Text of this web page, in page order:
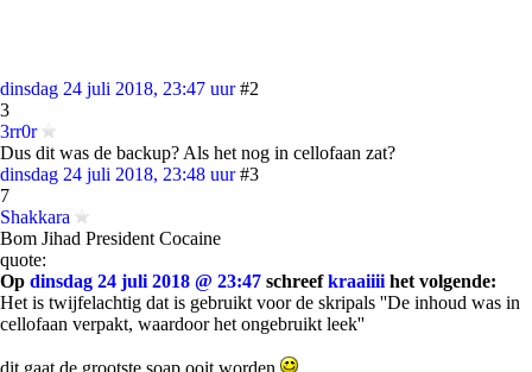
dinsdag 24 juli 2018, 23:47 uur #2
3
3rr0r
Dus dit was de backup? Als het nog in cellofaan zat?
dinsdag 24 juli 2018, 23:48 uur #3
7
Shakkara
Bom Jihad President Cocaine
quote:
Op dinsdag 24 juli 2018 @ 23:47 schreefkraaiiii het volgende:
Het is twijfelachtig dat is gebruikt voor de skripals ''De inhoud was in
cellofaan verpakt, waardoor het ongebruikt leek''
dit gaat de grootste soap ooit worden